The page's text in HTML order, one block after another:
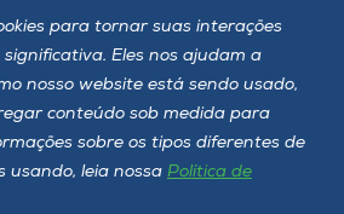
para tornar suas interações
significativa. Eles nos ajudam a
nosso website está sendo usado,
conteúdo sob medida para
sobre os tipos diferentes de
usando, leia nossa Política de